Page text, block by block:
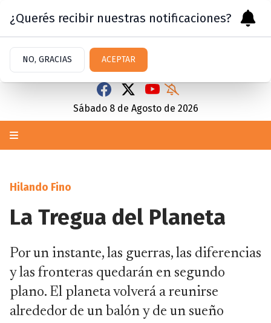
Sábado 8 de Agosto de 2026
Hilando Fino
La Tregua del Planeta
Por un instante, las guerras, las diferencias
y las fronteras quedarán en segundo
plano. El planeta volverá a reunirse
alrededor de un balón y de un sueño
¿Querés recibir nuestras notificaciones?
NO, GRACIAS ACEPTAR